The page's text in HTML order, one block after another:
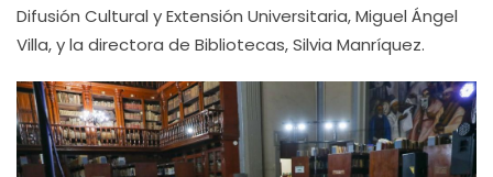
Difusión Cultural y Extensión Universitaria, Miguel Ángel
Villa, y la directora de Bibliotecas, Silvia Manríquez.